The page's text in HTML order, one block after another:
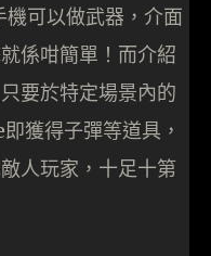
可以做武器，介面
係咁簡單！而介紹
要於特定場景內的
獲得子彈等道具，
人玩家，十足十第